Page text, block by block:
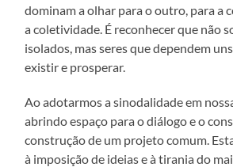
dominam a olhar para o outro, para a
a coletividade. É reconhecer que não
isolados, mas seres que dependem
existir e prosperar.
Ao adotarmos a sinodalidade em
abrindo espaço para o diálogo e o
construção de um projeto comum.
à imposição de ideias e à tirania do